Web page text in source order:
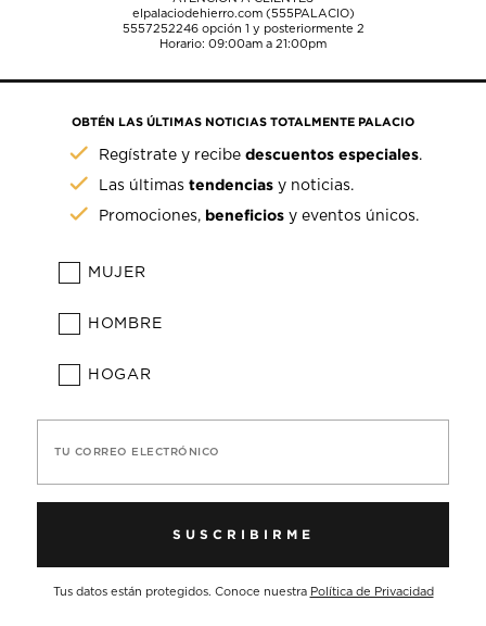
elpalaciodehierro.com (555PALACIO)
5557252246opción 1 y posteriormente 2
Horario: 09:00am a 21:00pm
OBTÉN LAS ÚLTIMAS NOTICIAS TOTALMENTE PALACIO
Regístrate y recibedescuentos especiales.
Las últimastendencias y noticias.
Promociones, beneficios y eventos únicos.
MUJER
HOMBRE
HOGAR
TU CORREO ELECTRÓNICO
SUSCRIBIRME
Tus datos están protegidos. Conoce nuestra Política de Privacidad